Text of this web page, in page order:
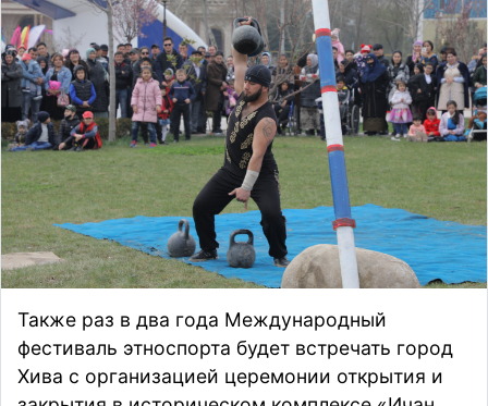
Также раз в два года Международный
фестиваль этноспорта будет встречать город
Хива с организацией церемонии открытия и